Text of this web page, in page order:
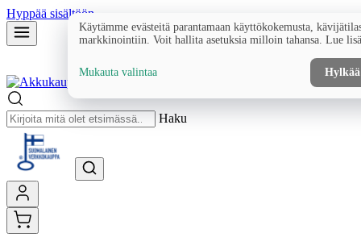
Hyppää sisältöön
Haku
Käytämme evästeitä parantamaan käyttökokemusta,
markkinointiin. Voit hallita asetuksia milloin tahansa. Lue
Mukauta valintaa Hylkää